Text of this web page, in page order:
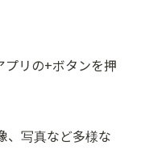
プリの+ボタンを押
、写真など多様な